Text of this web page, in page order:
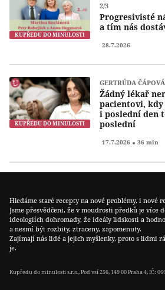
KUPŘEDU DO MINULOSTI
2/3
Progresivisté
a tím nás
28.7.2026
KUPŘEDU DO MINULOSTI
GERTRÚDA ČÁPOVÁ
Žádný lékař
pacientovi,
i poslední den
poslední
17.7.2026 36 min
Hledáme staré recepty na nové problémy, i nové
Jsme přesvědčeni, že v moudrosti předků je více
ideologiích dohromady, že ideály lidskosti a
a nesmí být rozbity, ztraceny, zapomenuty.
Zajímají nás lidé a jejich myšlenky, proto s lidmi
je.
Kupředu do minulosti s.r.o., Pod vsí 256, 149 00 Praha 4, IČ: